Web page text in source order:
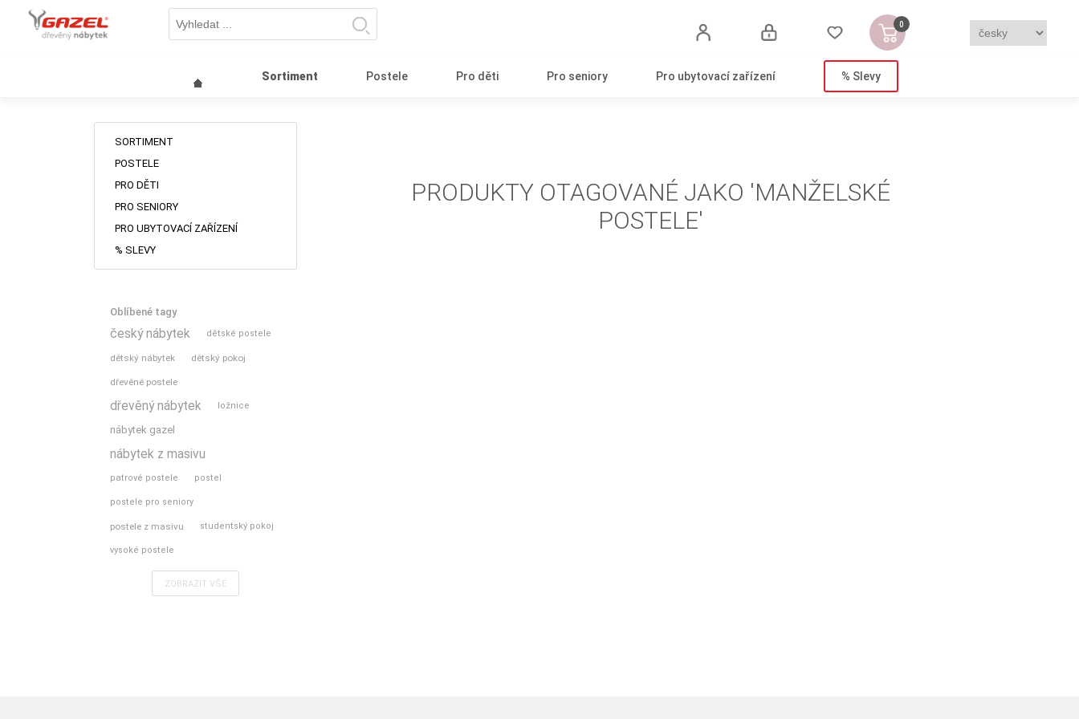
0
Sortiment Postele Pro děti Pro seniory Pro ubytovací zařízení % Slevy
SORTIMENT
POSTELE
PRO DĚTI
PRO SENIORY
PRO UBYTOVACÍ ZAŘÍZENÍ
% SLEVY
Oblíbené tagy
český nábytek dětské postele
dětský nábytek dětský pokoj
dřevěné postele
dřevěný nábytek ložnice
nábytek gazel
nábytek z masivu
patrové postele postel
postele pro seniory
postele z masivu studentský pokoj
vysoké postele
ZOBRAZIT VŠE
PRODUKTY OTAGOVANÉ JAKO 'MANŽELSKÉ
POSTELE'